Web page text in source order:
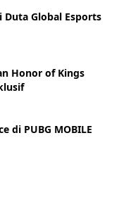
Duta Global Esports
Honor of Kings
di PUBG MOBILE